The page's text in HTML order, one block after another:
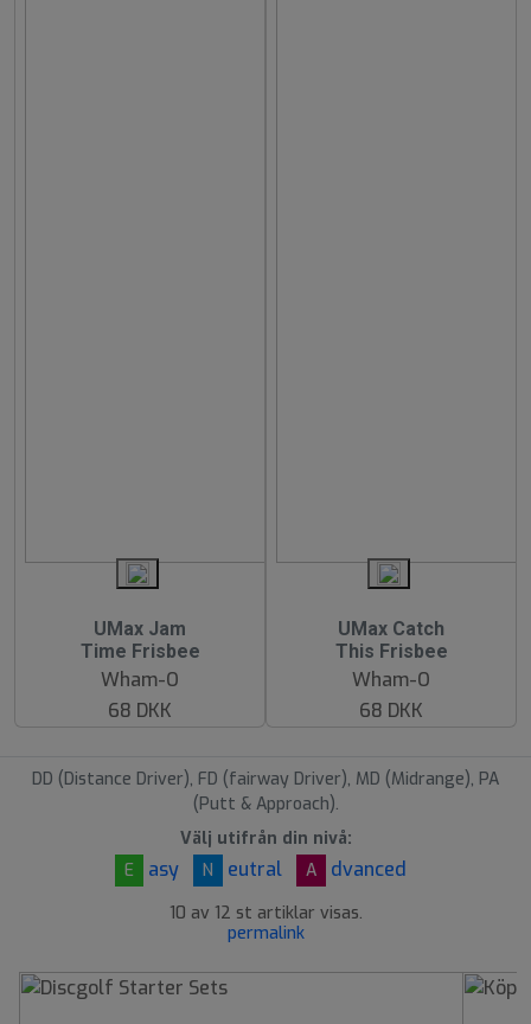
UMax Jam
Time Frisbee
Wham-O
68 DKK
UMax Catch
This Frisbee
Wham-O
68 DKK
DD (Distance Driver), FD (fairway Driver), MD (Midrange), PA
(Putt & Approach).
Välj utifrån din nivå:
E
asy N eutral A dvanced
10 av 12 st artiklar visas.
permalink